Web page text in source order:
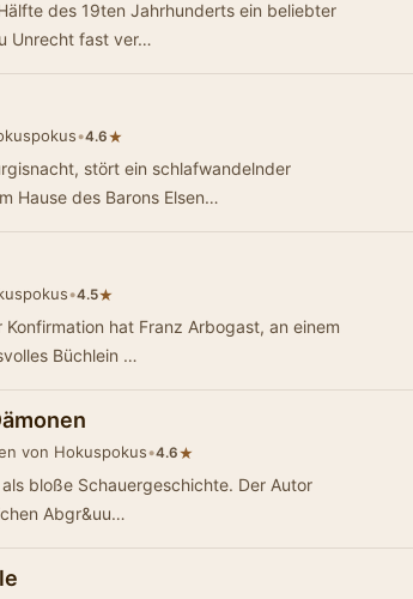
des 19ten Jahrhunderts ein beliebter
Unrecht fast ver…
•4.6★
stört ein schlafwandelnder
Hause des Barons Elsen…
•4.5★
hat Franz Arbogast, an einem
Büchlein …
von Hokuspokus•4.6★
bloße Schauergeschichte. Der Autor
Abgr&uu…